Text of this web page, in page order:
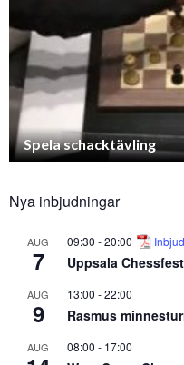
Spela schacktävling
Nya inbjudningar
AUG
7
09:30 -20:00
Uppsala
AUG
9
13:00 -22:00
Rasmus
AUG 08:00 - 17:00